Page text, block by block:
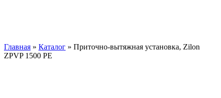
Главная » Каталог » Приточно-вытяжная установка, Zilon
ZPVP 1500 PE